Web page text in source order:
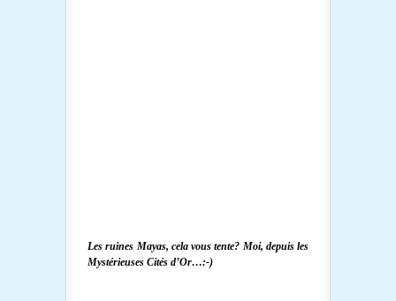
Les ruines Mayas, cela vous tente? Moi, depuis les
Mystérieuses Cités d’Or…:-)